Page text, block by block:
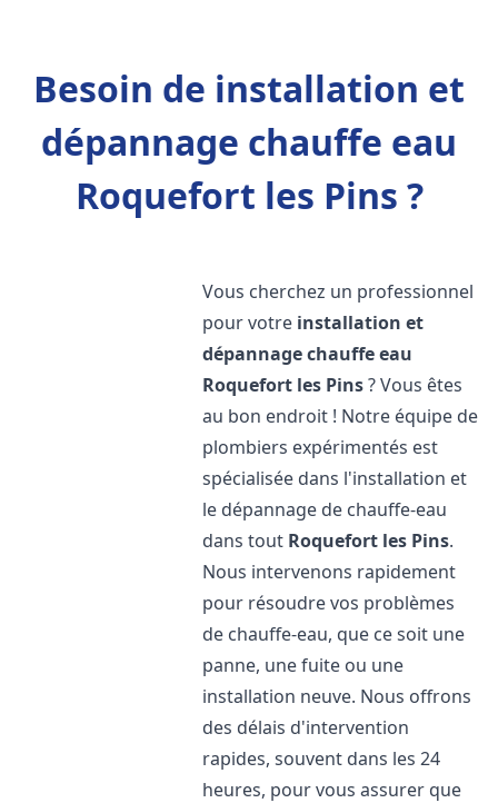
Besoin de installation et
dépannage chauffe eau
Roquefort les Pins ?
Vous cherchez un professionnel
pour votre installation et
dépannage chauffe eau
Roquefort les Pins? Vous êtes
au bon endroit ! Notre équipe de
plombiers expérimentés est
spécialisée dans l'installation et
le dépannage de chauffe-eau
dans tout Roquefort les Pins.
Nous intervenons rapidement
pour résoudre vos problèmes
de chauffe-eau, que ce soit une
panne, une fuite ou une
installation neuve. Nous offrons
des délais d'intervention
rapides, souvent dans les 24
heures, pour vous assurer que